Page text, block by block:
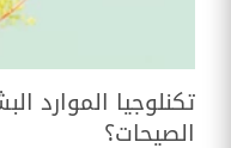
تكنلوجيا الموارد
الصيحات؟